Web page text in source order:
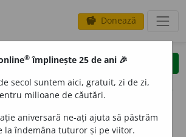
savings Donează
clear
opțiuni
® împlinește 25 de ani 🎉
secol suntem aici, gratuit, zi de zi,
milioane de căutări.
aniversară ne-ați ajuta să păstrăm
la îndemâna tuturor și pe viitor.